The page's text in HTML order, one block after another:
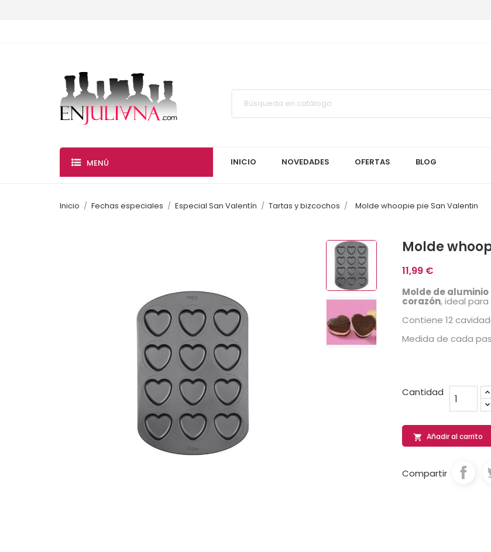
MENÚ INICIO NOVEDADES OFERTAS BLOG
Inicio Fechas especiales Especial San Valentín Tartas y bizcochos Molde whoopie pie San Valentin
Molde
11,99 €
Molde de
corazón, ideal
Contiene 12
Medida de cada
Cantidad
 Añadir al carrito
Compartir